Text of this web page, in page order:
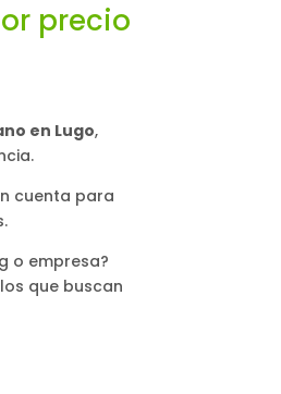
precio
en Lugo,
cuenta para
o empresa?
que buscan